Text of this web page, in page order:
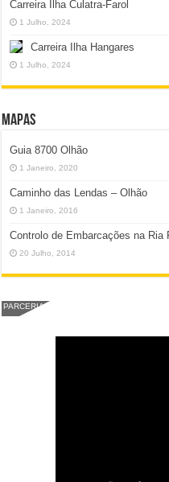
Carreira Ilha Culatra-Farol
1 Julho, 2024
Carreira Ilha Hangares
1 Julho, 2024
Mapas
Guia 8700 Olhão
1 Janeiro, 2020
Caminho das Lendas – Olhão
1 Janeiro, 2016
Controlo de Embarcações na Ria
20 Julho, 2014
PARCERIA